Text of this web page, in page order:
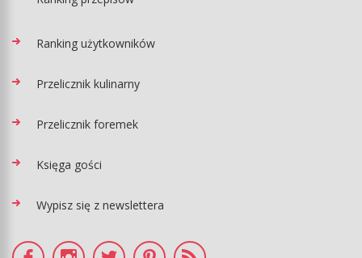
Ranking użytkowników
Przelicznik kulinarny
Przelicznik foremek
Księga gości
Wypisz się z newslettera